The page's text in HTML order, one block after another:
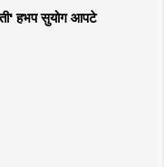
हभप सुयोग आपटे